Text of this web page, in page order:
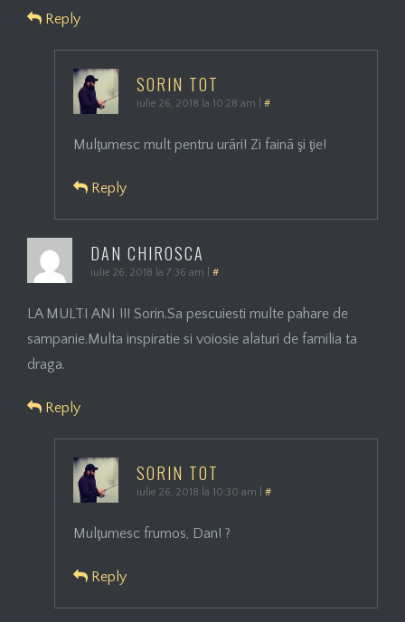
Reply
SORIN TOT
iulie 26, 2018 la 10:28 am #
Mulţumesc mult pentru urãri! Zi fainã şi ţie!
Reply
DAN CHIROSCA
iulie 26, 2018 la 7:36 am #
LA MULTI ANI !!! Sorin.Sa pescuiesti multe pahare de
sampanie.Multa inspiratie si voiosie alaturi de familia ta
draga.
Reply
SORIN TOT
iulie 26, 2018 la 10:30 am #
Mulţumesc frumos, Dan! ?
Reply